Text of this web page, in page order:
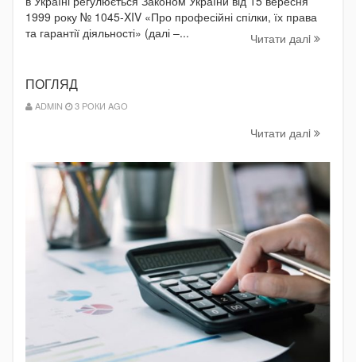
1999 року № 1045-XIV «Про професійні спілки, їх права
та гарантії діяльності» (далі –...
Читати далi
ПОГЛЯД
ADMIN 3 РОКИ AGO
Читати далi